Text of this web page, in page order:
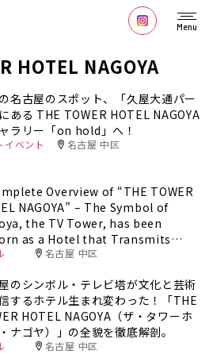
Menu
HOTEL NAGOYA
名古屋のスポット、「久屋大通パー
ある THE TOWER HOTEL NAGOYA
ラリー「on hold」へ！
イベント 名古屋 中区
Overview of “THE TOWER
NAGOYA” – The Symbol of
the TV Tower, has been
as a Hotel that Transmits
and Art!名古屋 中区
のシンボル・テレビ塔が文化と芸術
するホテル生まれ変わった！「THE
HOTEL NAGOYA（ザ・タワーホ
ナゴヤ）」の全貌を徹底解剖。
名古屋 中区